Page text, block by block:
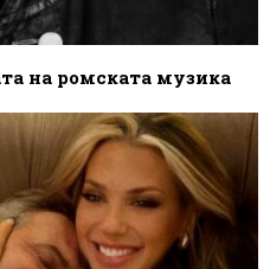
на ромската музика